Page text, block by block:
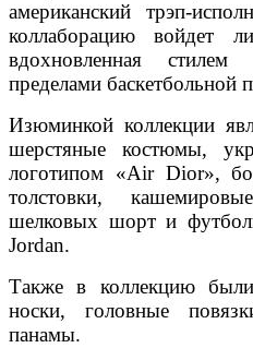
американский трэп-
коллаборацию войдет
вдохновленная
пределами баскетбольной
Изюминкой коллекции
шерстяные костюмы,
логотипом «Air Dior»,
толстовки,
шелковых шорт и
Jordan.
Также в коллекцию
носки, головные
панамы.